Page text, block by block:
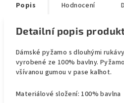
Popis Hodnocení
Detailní popis
Dámské pyžamo s dlouhými
vyrobené ze 100% bavlny.
všívanou gumou v pase kalhot.
Materiálové složení: 100% bavlna